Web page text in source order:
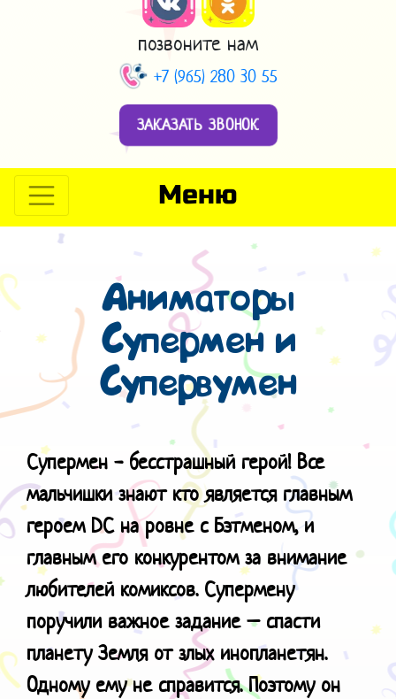
позвоните нам
+7 (965) 280 30 55
ЗАКАЗАТЬ ЗВОНОК
Меню
Аниматоры
Супермен и
Супервумен
Супермен - бесстрашный герой! Все
мальчишки знают кто является главным
героем DC на ровне с Бэтменом, и
главным его конкурентом за внимание
любителей комиксов. Супермену
поручили важное задание – спасти
планету Земля от злых инопланетян.
Одному ему не справится. Поэтому он